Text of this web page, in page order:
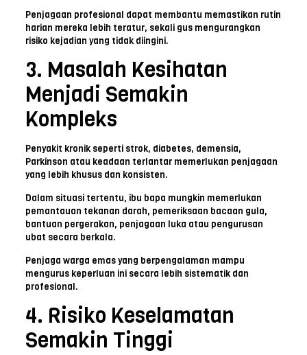
Penjagaan profesional dapat membantu memastikan rutin
harian mereka lebih teratur, sekali gus mengurangkan
risiko kejadian yang tidak diingini.
3. Masalah Kesihatan
Menjadi Semakin
Kompleks
Penyakit kronik seperti strok, diabetes, demensia,
Parkinson atau keadaan terlantar memerlukan penjagaan
yang lebih khusus dan konsisten.
Dalam situasi tertentu, ibu bapa mungkin memerlukan
pemantauan tekanan darah, pemeriksaan bacaan gula,
bantuan pergerakan, penjagaan luka atau pengurusan
ubat secara berkala.
Penjaga warga emas yang berpengalaman mampu
mengurus keperluan ini secara lebih sistematik dan
profesional.
4. Risiko Keselamatan
Semakin Tinggi